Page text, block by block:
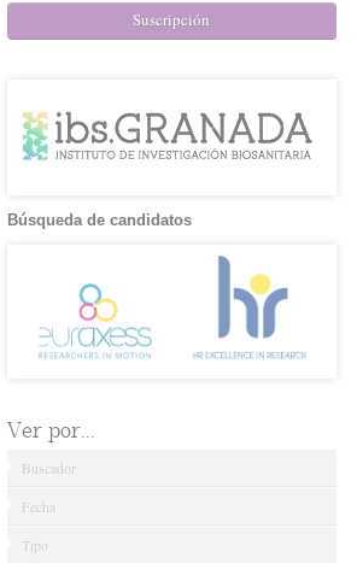
Suscripción
Búsqueda de candidatos
Ver por...
Buscador
Fecha
Tipo